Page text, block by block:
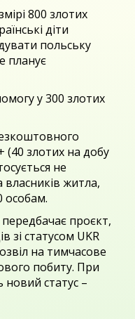
800 злотих
діти
польську
планує
у 300 злотих
(40 злотих на добу
не
житла,
особам.
проєкт,
зі статусом UKR
на тимчасове
побиту. При
статус –